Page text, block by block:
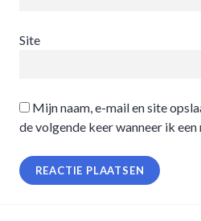
Site
Mijn naam, e-mail en site
de volgende keer wanneer ik een